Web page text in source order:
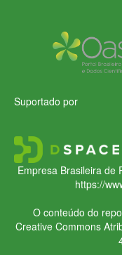
Suportado por
Empresa Brasileira de
https://
O conteúdo do
Creative Commons